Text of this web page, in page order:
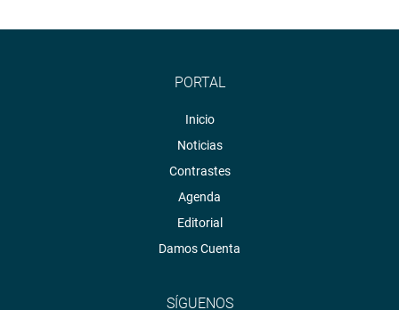
PORTAL
Inicio
Noticias
Contrastes
Agenda
Editorial
Damos Cuenta
SÍGUENOS